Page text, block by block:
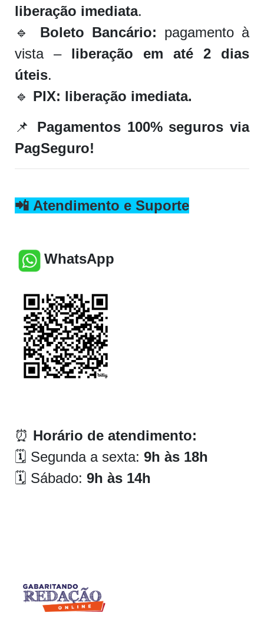
liberação imediata.
🔹 Boleto Bancário: pagamento à
vista – liberação em até 2 dias
úteis.
🔹 PIX: liberação imediata.
📌 Pagamentos 100% seguros via
PagSeguro!
📲 Atendimento e Suporte
WhatsApp
⏰ Horário de atendimento:
🗓 Segunda a sexta: 9h às 18h
🗓 Sábado: 9h às 14h